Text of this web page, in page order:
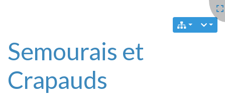
Semourais et
Crapauds